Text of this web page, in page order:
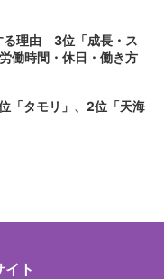
る理由 3位「成長・ス
働時間・休日・働き方
「タモリ」、2位「天海
イト